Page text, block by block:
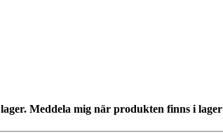
Meddela mig när produkten finns i lager